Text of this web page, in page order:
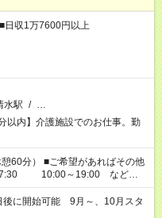
収1万7600円以上
水駅 / …
以内】介護施設でのお仕事。勤
あればその他
17:30 10:00～19:00 など
「できれば残業はしたくない」
事をご紹介します！ ※Wワ
で希望する勤務時間と、もう1つ
に開始可能 9月～、10月スタ